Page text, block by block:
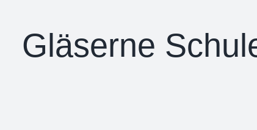
Gläserne